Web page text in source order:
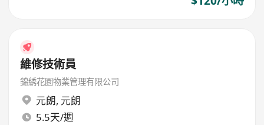
維修技術員
錦綉花園物業管理有限公司
元朗, 元朗
5.5天/週